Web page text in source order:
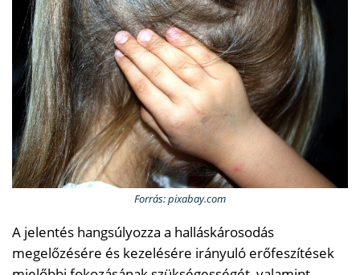
Forrás: pixabay.com
A jelentés hangsúlyozza a halláskárosodás
megelőzésére és kezelésére irányuló erőfeszítések